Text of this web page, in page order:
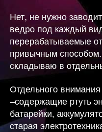
Нет, не нужно
ведро под каждый
перерабатываемые
привычным
складываю в
Отдельного
–содержащие ртуть
батарейки,
старая